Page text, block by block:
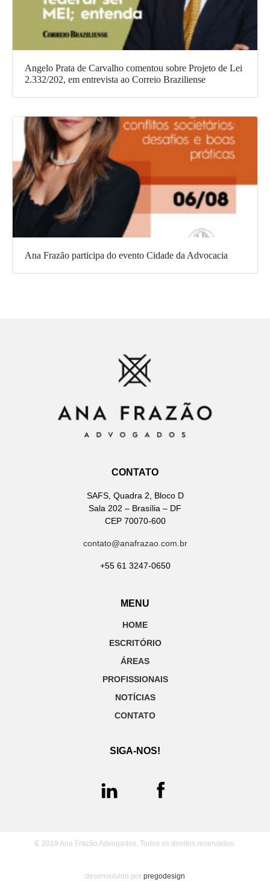
Angelo Prata de Carvalho comentou sobre Projeto de Lei
2.332/202, em entrevista ao Correio Braziliense
Ana Frazão participa do evento Cidade da Advocacia
CONTATO
SAFS, Quadra 2, Bloco D
Sala 202 – Brasília – DF
CEP 70070-600
contato@anafrazao.com.br
+55 61 3247-0650
MENU
HOME
ESCRITÓRIO
ÁREAS
PROFISSIONAIS
NOTÍCIAS
CONTATO
SIGA-NOS!
₢ 2019 Ana Frazão Advogados. Todos os direitos reservados.
desenvolvido por pregodesign